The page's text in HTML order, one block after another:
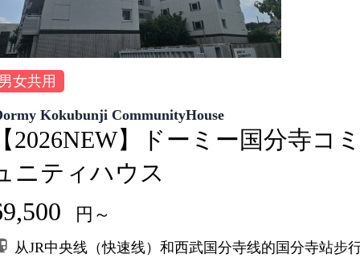
女共用
Kokubunji CommunityHouse
2026NEW】ドーミー国分寺コ
ニティハウス
円～
从JR中央线（快速线）和西武国分寺线的国分寺站步